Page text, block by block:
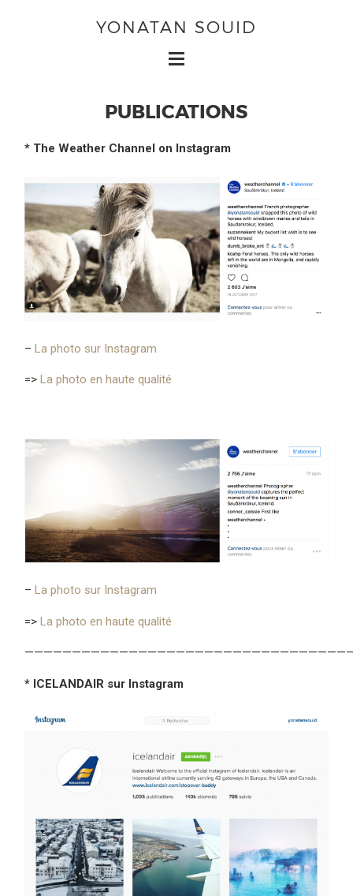
YONATAN SOUID
PUBLICATIONS
* The Weather Channel on Instagram
–La photo sur Instagram
=>La photo en haute qualité
–La photo sur Instagram
=>La photo en haute qualité
* ICELANDAIR sur Instagram